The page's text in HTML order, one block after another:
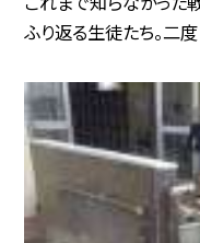
ふり返る生徒たち。二